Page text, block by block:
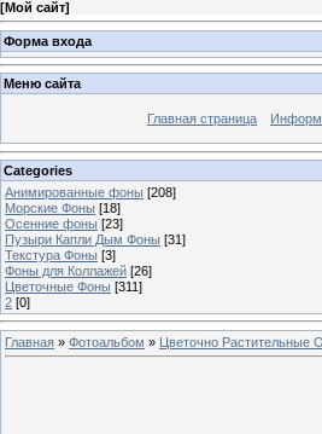
[Мой сайт]
Форма входа
Меню сайта
Главная страница
Categories
Анимированные фоны [208]
Морские Фоны [18]
Осенние фоны [23]
Пузыри Капли Дым Фоны [31]
Текстура Фоны [3]
Фоны для Коллажей [26]
Цветочные Фоны [311]
2 [0]
Главная » Фотоальбом » Цветочно Растительные